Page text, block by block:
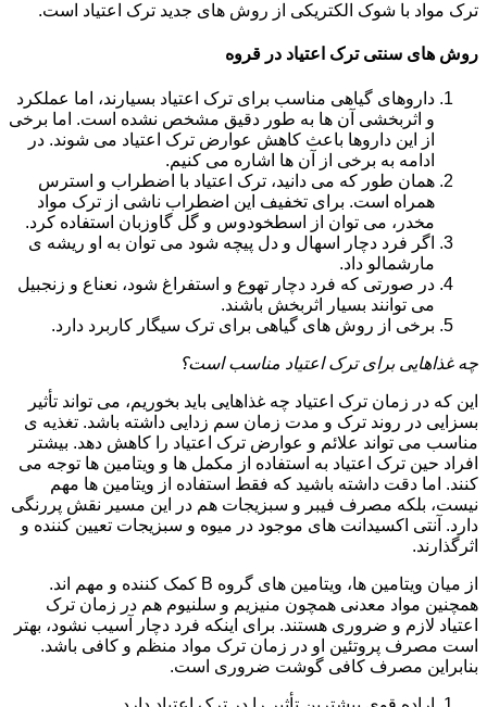
ترک مواد با شوک الکتریکی از روش های جدید ترک اعتیاد است.
روش های سنتی ترک اعتیاد در قروه
داروهای گیاهی مناسب برای ترک اعتیاد بسیارند، اما عملکرد
و اثربخشی آن ها به طور دقیق مشخص نشده است. اما برخی
از این داروها باعث کاهش عوارض ترک اعتیاد می شوند. در
ادامه به برخی از آن ها اشاره می کنیم.
همان طور که می دانید، ترک اعتیاد با اضطراب و استرس
همراه است. برای تخفیف این اضطراب ناشی از ترک مواد
مخدر، می توان از اسطخودوس و گل گاوزبان استفاده کرد.
اگر فرد دچار اسهال و دل پیچه شود می توان به او ریشه ی
مارشمالو داد.
در صورتی که فرد دچار تهوع و استفراغ شود، نعناع و زنجبیل
می توانند بسیار اثربخش باشند.
برخی از روش های گیاهی برای ترک سیگار کاربرد دارد.
چه غذاهایی برای ترک اعتیاد مناسب است؟
این که در زمان ترک اعتیاد چه غذاهایی باید بخوریم، می تواند تأثیر
بسزایی در روند ترک و مدت زمان سم زدایی داشته باشد. تغذیه ی
مناسب می تواند علائم و عوارض ترک اعتیاد را کاهش دهد. بیشتر
افراد حین ترک اعتیاد به استفاده از مکمل ها و ویتامین ها توجه می
کنند. اما دقت داشته باشید که فقط استفاده از ویتامین ها مهم
نیست، بلکه مصرف فیبر و سبزیجات هم در این مسیر نقش پررنگی
دارد. آنتی اکسیدانت های موجود در میوه و سبزیجات تعیین کننده و
اثرگذارند.
از میان ویتامین ها، ویتامین های گروه B کمک کننده و مهم اند.
همچنین مواد معدنی همچون منیزیم و سلنیوم هم در زمان ترک
اعتیاد لازم و ضروری هستند. برای اینکه فرد دچار آسیب نشود، بهتر
است مصرف پروتئین او در زمان ترک مواد منظم و کافی باشد.
بنابراین مصرف کافی گوشت ضروری است.